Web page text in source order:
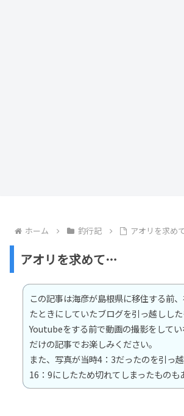
ホーム 釣行記 アオリを求め
アオリを求めて…
この記事は海彦が島根県に移住する前
たときにしていたブログを引っ越しした
Youtubeをする前で動画の撮影をして
だけの記事でお楽しみください。
また、写真が当時4：3だったのを引っ
16：9にしたため切れてしまったものも